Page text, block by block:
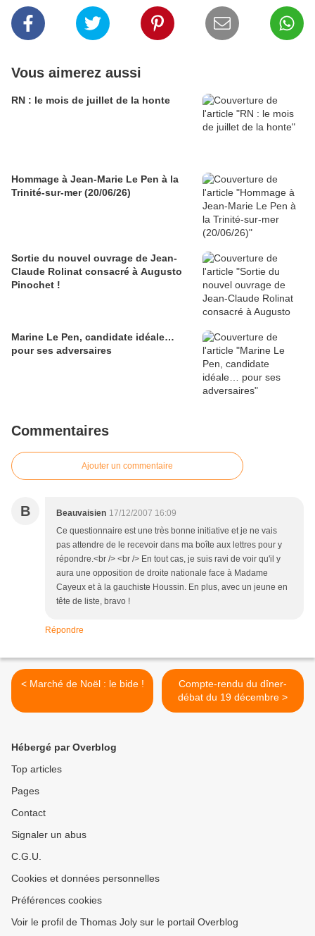
Vous aimerez aussi
RN : le mois de juillet de la honte
Hommage à Jean-Marie Le Pen à la
Trinité-sur-mer (20/06/26)
Sortie du nouvel ouvrage de Jean-
Claude Rolinat consacré à Augusto
Pinochet !
Marine Le Pen, candidate idéale…
pour ses adversaires
Commentaires
Ajouter un commentaire
B Beauvaisien 17/12/2007 16:09
Ce questionnaire est une très bonne initiative et je ne vais
pas attendre de le recevoir dans ma boîte aux lettres pour y
répondre.<br /> <br /> En tout cas, je suis ravi de voir qu'il y
aura une opposition de droite nationale face à Madame
Cayeux et à la gauchiste Houssin. En plus, avec un jeune en
tête de liste, bravo !
Répondre
< Marché de Noël : le bide !
Compte-rendu du dîner-
débat du 19 décembre >
Hébergé par Overblog
Top articles
Pages
Contact
Signaler un abus
C.G.U.
Cookies et données personnelles
Préférences cookies
Voir le profil de Thomas Joly sur le portail Overblog